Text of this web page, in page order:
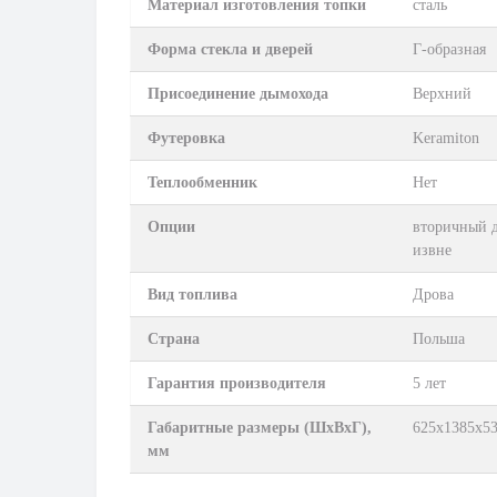
Материал изготовления топки сталь
Форма стекла и дверей Г-образная
Присоединение дымохода Верхний
Футеровка Keramiton
Теплообменник Нет
Опции
вторичный
извне
Вид топлива Дрова
Страна Польша
Гарантия производителя 5 лет
Габаритные размеры (ШхВхГ),
мм